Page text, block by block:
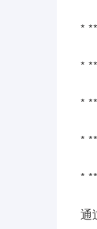
*
*
*
*
*
通